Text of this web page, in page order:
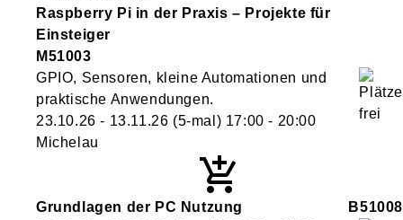
Raspberry Pi in der Praxis – Projekte für
Einsteiger
M51003
GPIO, Sensoren, kleine Automationen und
praktische Anwendungen.
23.10.26 - 13.11.26 (5-mal) 17:00 - 20:00
Michelau
Grundlagen der PC Nutzung
B51008